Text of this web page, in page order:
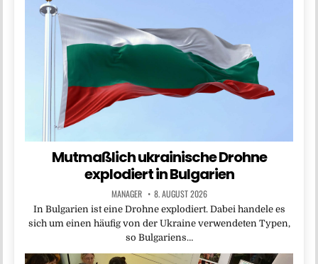
Mutmaßlich ukrainische Drohne
explodiert in Bulgarien
MANAGER 8. AUGUST 2026
In Bulgarien ist eine Drohne explodiert. Dabei handele es
sich um einen häufig von der Ukraine verwendeten Typen,
so Bulgariens…